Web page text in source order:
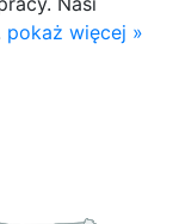
pokaż więcej »